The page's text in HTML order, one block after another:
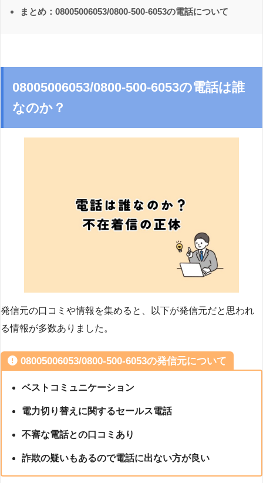
まとめ：08005006053/0800-500-6053の電話について
08005006053/0800-500-6053の電話は誰
なのか？
発信元の口コミや情報を集めると、以下が発信元だと思われ
る情報が多数ありました。
08005006053/0800-500-6053の発信元について
ベストコミュニケーション
電力切り替えに関するセールス電話
不審な電話との口コミあり
詐欺の疑いもあるので電話に出ない方が良い